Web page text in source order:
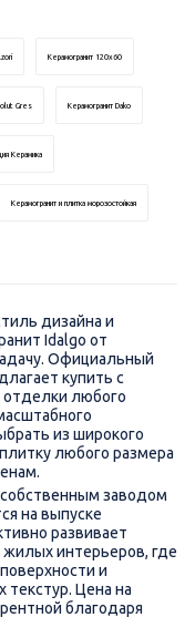
Керамогранит 120x60
Gres Керамогранит Dako
Керамика
Керамогранит и плитка морозостойкая
перец 60х60
плитка Keramark
Плитка 60x60
Плитка для детского сада
Марацци) Уральский керамогранит
дизайна и
Idalgo от
Официальный
купить с
отделки любого
из широкого
любого размера
заводом
на выпуске
развивает
интерьеров, где
и
текстур. Цена на
благодаря